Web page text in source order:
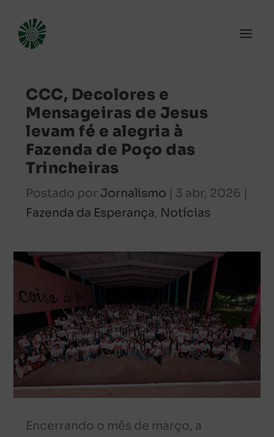
CCC, Decolores e
Mensageiras de Jesus
levam fé e alegria à
Fazenda de Poço das
Trincheiras
Postado por Jornalismo | 3 abr, 2026 |
Fazenda da Esperança, Notícias
Encerrando o mês de março, a